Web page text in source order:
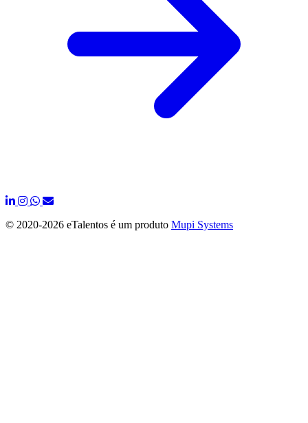
© 2020-2026 eTalentos é um produto Mupi Systems